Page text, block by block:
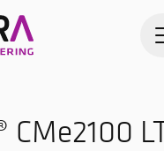
CMe2100